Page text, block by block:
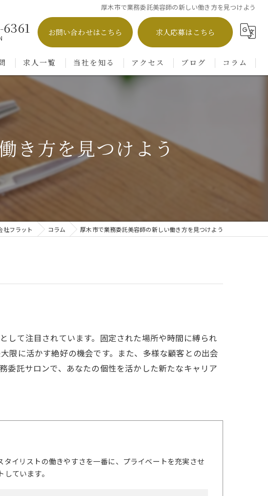
厚木市で業務委託美容師の新しい働き方を見つけよう
お問い合わせはこちら 求人応募はこちら
求人一覧 当社を知る
業務委託
フリーランス
転職
主婦
アクセス
SOYON 本厚木店
ブログ コラム
き方を見つけよう
社フラット コラム 厚木市で業務委託美容師の新しい働き方を見つけよう
して注目されています。固定された場所や時間に縛られ
限に活かす絶好の機会です。また、多様な顧客との出会
委託サロンで、あなたの個性を活かした新たなキャリア
イリストの働きやすさを一番に、プライベートを充実させ
ています。